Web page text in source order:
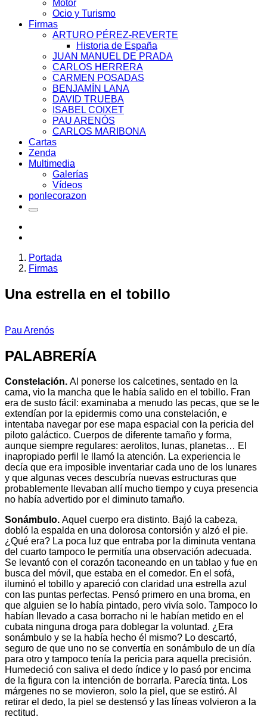
Motor
Ocio y Turismo
Firmas
ARTURO PÉREZ-REVERTE
Historia de España
JUAN MANUEL DE PRADA
CARLOS HERRERA
CARMEN POSADAS
BENJAMÍN LANA
DAVID TRUEBA
ISABEL COIXET
PAU ARENÓS
CARLOS MARIBONA
Cartas
Zenda
Multimedia
Galerías
Vídeos
ponlecorazon
Portada
Firmas
Una estrella en el tobillo
Pau Arenós
PALABRERÍA
Constelación. Al ponerse los calcetines, sentado en la
cama, vio la mancha que le había salido en el tobillo. Fran
era de susto fácil: examinaba a menudo las pecas, que se le
extendían por la epidermis como una constelación, e
intentaba navegar por ese mapa espacial con la pericia del
piloto galáctico. Cuerpos de diferente tamaño y forma,
aunque siempre regulares: aerolitos, lunas, planetas… El
inapropiado perfil le llamó la atención. La experiencia le
decía que era imposible inventariar cada uno de los lunares
y que algunas veces descubría nuevas estructuras que
probablemente llevaban allí mucho tiempo y cuya presencia
no había advertido por el diminuto tamaño.
Sonámbulo. Aquel cuerpo era distinto. Bajó la cabeza,
dobló la espalda en una dolorosa contorsión y alzó el pie.
¿Qué era? La poca luz que entraba por la diminuta ventana
del cuarto tampoco le permitía una observación adecuada.
Se levantó con el corazón taconeando en un tablao y fue en
busca del móvil, que estaba en el comedor. En el sofá,
iluminó el tobillo y apareció con claridad una estrella azul
con las puntas perfectas. Pensó primero en una broma, en
que alguien se lo había pintado, pero vivía solo. Tampoco lo
habían llevado a casa borracho ni le habían metido en el
cubata ninguna droga para doblegar la voluntad. ¿Era
sonámbulo y se la había hecho él mismo? Lo descartó,
seguro de que uno no se convertía en sonámbulo de un día
para otro y tampoco tenía la pericia para aquella precisión.
Humedeció con saliva el dedo índice y lo pasó por encima
de la figura con la intención de borrarla. Parecía tinta. Los
márgenes no se movieron, solo la piel, que se estiró. Al
retirar el dedo, la piel se destensó y las líneas volvieron a la
rectitud.